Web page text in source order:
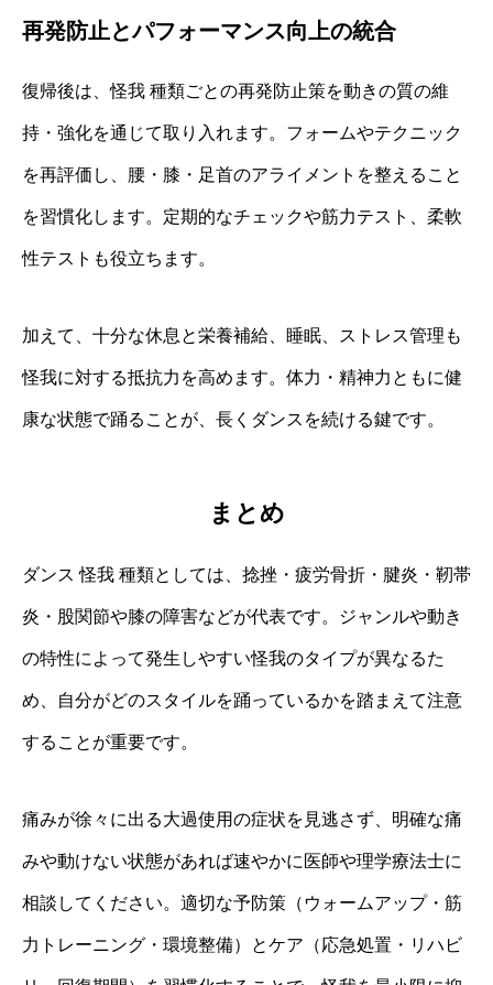
再発防止とパフォーマンス向上の統合
復帰後は、怪我 種類ごとの再発防止策を動きの質の維
持・強化を通じて取り入れます。フォームやテクニック
を再評価し、腰・膝・足首のアライメントを整えること
を習慣化します。定期的なチェックや筋力テスト、柔軟
性テストも役立ちます。
加えて、十分な休息と栄養補給、睡眠、ストレス管理も
怪我に対する抵抗力を高めます。体力・精神力ともに健
康な状態で踊ることが、長くダンスを続ける鍵です。
まとめ
ダンス 怪我 種類としては、捻挫・疲労骨折・腱炎・靭帯
炎・股関節や膝の障害などが代表です。ジャンルや動き
の特性によって発生しやすい怪我のタイプが異なるた
め、自分がどのスタイルを踊っているかを踏まえて注意
することが重要です。
痛みが徐々に出る大過使用の症状を見逃さず、明確な痛
みや動けない状態があれば速やかに医師や理学療法士に
相談してください。適切な予防策（ウォームアップ・筋
力トレーニング・環境整備）とケア（応急処置・リハビ